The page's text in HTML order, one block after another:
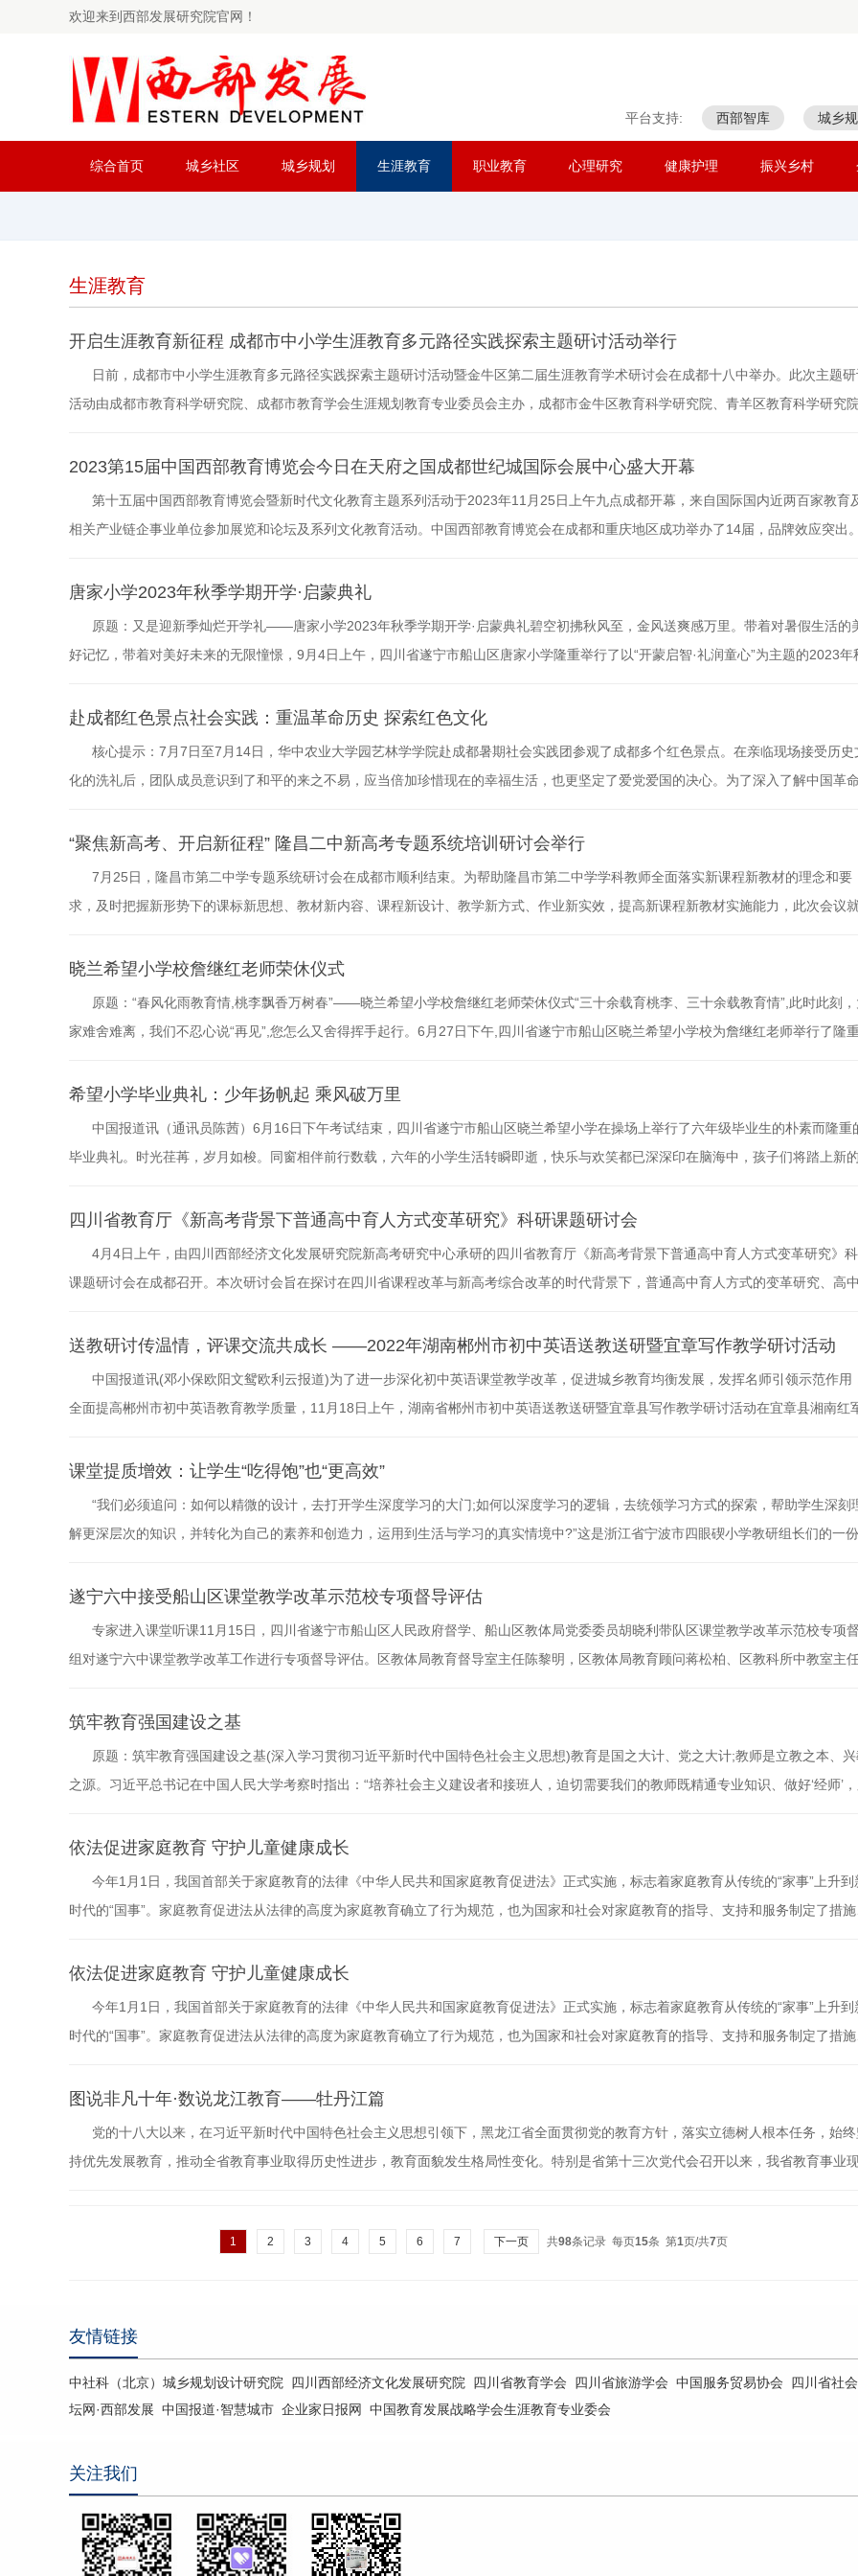
欢迎来到西部发展研究院官网！
平台支持: 西部智库 城乡
综合首页 城乡社区 城乡规划 生涯教育 职业教育 心理研究 健康护理 振兴乡村
生涯教育
开启生涯教育新征程 成都市中小学生涯教育多元路径实践探索主题研讨活动举行
日前，成都市中小学生涯教育多元路径实践探索主题研讨活动暨金牛区第二届生涯教育学术研讨会在成都十八中举办。此次主题
活动由成都市教育科学研究院、成都市教育学会生涯规划教育专业委员会主办，成都市金牛区教育科学研究院、青羊区教育科学研究
设计和整体规划，促进生涯规划教育与学校各类教育教学活动有机整合，形成结构合理、层次渐进、各有侧重的中小学生涯规划教育体
2023第15届中国西部教育博览会今日在天府之国成都世纪城国际会展中心盛大开幕
第十五届中国西部教育博览会暨新时代文化教育主题系列活动于2023年11月25日上午九点成都开幕，来自国际国内近两百家教育
相关产业链企事业单位参加展览和论坛及系列文化教育活动。中国西部教育博览会在成都和重庆地区成功举办了14届，品牌效应突出。
教育装备、教育后勤装备、留学教育、研学旅行营地教育、教育项目加盟连锁、素质教育、艺术教育、家庭教育、智慧教育、学校体育
唐家小学2023年秋季学期开学·启蒙典礼
原题：又是迎新季灿烂开学礼——唐家小学2023年秋季学期开学·启蒙典礼碧空初拂秋风至，金风送爽感万里。带着对暑假生活的
好记忆，带着对美好未来的无限憧憬，9月4日上午，四川省遂宁市船山区唐家小学隆重举行了以“开蒙启智·礼润童心”为主题的2023年
鲜艳的五星红旗迎着朝阳缓缓升起。在这硕果累累的季节里，唐小全体师生怀着对未来的美好憧憬，共同开启新学期的第一篇章!校长致
赴成都红色景点社会实践：重温革命历史 探索红色文化
核心提示：7月7日至7月14日，华中农业大学园艺林学学院赴成都暑期社会实践团参观了成都多个红色景点。在亲临现场接受历史
化的洗礼后，团队成员意识到了和平的来之不易，应当倍加珍惜现在的幸福生活，也更坚定了爱党爱国的决心。为了深入了解中国革
丰富红色资源。在这次社会实践中，实践团队首先前往成都市辛亥秋保路死事纪念碑。在开始实践之前，全体团队成员都了解了很多关
“聚焦新高考、开启新征程” 隆昌二中新高考专题系统培训研讨会举行
7月25日，隆昌市第二中学专题系统研讨会在成都市顺利结束。为帮助隆昌市第二中学学科教师全面落实新课程新教材的理念和要
求，及时把握新形势下的课标新思想、教材新内容、课程新设计、教学新方式、作业新实效，提高新课程新教材实施能力，此次会议
施、综合素质评价等操作方法等组织系统培训。隆昌市第二中学骨干教师和管理干部90余人参加了会议。本次会议以“聚焦新高考、开启
晓兰希望小学校詹继红老师荣休仪式
原题：“春风化雨教育情,桃李飘香万树春”——晓兰希望小学校詹继红老师荣休仪式“三十余载育桃李、三十余载教育情”,此时此刻，
家难舍难离，我们不忍心说“再见”,您怎么又舍得挥手起行。6月27日下午,四川省遂宁市船山区晓兰希望小学校为詹继红老师举行了隆
师的教育历程，她是这样评价詹老师：三十余载平凡的教育生涯,三十余载硕果的桃李情怀，在希望小学这片教育热土上,詹老师用智慧
希望小学毕业典礼：少年扬帆起 乘风破万里
中国报道讯（通讯员陈茜）6月16日下午考试结束，四川省遂宁市船山区晓兰希望小学在操场上举行了六年级毕业生的朴素而隆重
毕业典礼。时光荏苒，岁月如梭。同窗相伴前行数载，六年的小学生活转瞬即逝，快乐与欢笑都已深深印在脑海中，孩子们将踏上新
诚挚的祝福，他热情洋溢的话语激励着孩子们放飞梦想，快乐成长。也向为孩子们成长倾注无数心血的老师们表示崇高的敬意。学生代
四川省教育厅《新高考背景下普通高中育人方式变革研究》科研课题研讨会
4月4日上午，由四川西部经济文化发展研究院新高考研究中心承研的四川省教育厅《新高考背景下普通高中育人方式变革研究》
课题研讨会在成都召开。本次研讨会旨在探讨在四川省课程改革与新高考综合改革的时代背景下，普通高中育人方式的变革研究、高
研、生涯规划、家校协同教育等课题方向进行了深入研讨和交流，会议由课题组秘书长余鱼主持。首先，余鱼秘书长介绍了四川省新高
送教研讨传温情，评课交流共成长 ——2022年湖南郴州市初中英语送教送研暨宜章写作教学研讨活动
中国报道讯(邓小保欧阳文鸳欧利云报道)为了进一步深化初中英语课堂教学改革，促进城乡教育均衡发展，发挥名师引领示范作用
全面提高郴州市初中英语教育教学质量，11月18日上午，湖南省郴州市初中英语送教送研暨宜章县写作教学研讨活动在宜章县湘南红
章县各校的初中英语教师，这是一场别开生面的视听盛宴!有幸参会的老师犹如“久旱逢甘霖”，写作教学中的许多困惑因此而茅塞顿开。
课堂提质增效：让学生“吃得饱”也“更高效”
“我们必须追问：如何以精微的设计，去打开学生深度学习的大门;如何以深度学习的逻辑，去统领学习方式的探索，帮助学生深刻
解更深层次的知识，并转化为自己的素养和创造力，运用到生活与学习的真实情境中?”这是浙江省宁波市四眼碶小学教研组长们的一
四方面梳理各科目本学期聚焦的主题。习近平总书记在二十大报告中强调，办好人民满意的教育。坚持以人民为中心发展教育，加快建
遂宁六中接受船山区课堂教学改革示范校专项督导评估
专家进入课堂听课11月15日，四川省遂宁市船山区人民政府督学、船山区教体局党委委员胡晓利带队区课堂教学改革示范校专项
组对遂宁六中课堂教学改革工作进行专项督导评估。区教体局教育督导室主任陈黎明，区教体局教育顾问蒋松柏、区教科所中教室主
生四步”课堂教学展示。随后，督导组还采用随机听课的方式对“三生四步”课堂教学落实情况进行验收。座谈教师师和学生课后，督导组
筑牢教育强国建设之基
原题：筑牢教育强国建设之基(深入学习贯彻习近平新时代中国特色社会主义思想)教育是国之大计、党之大计;教师是立教之本、兴
之源。习近平总书记在中国人民大学考察时指出：“培养社会主义建设者和接班人，迫切需要我们的教师既精通专业知识、做好‘经师’，
造就一支高素质专业化基础教育教师队伍，对于办好基础教育乃至整个国民教育至关重要。前不久，教育部等部门印发了《新时代基础
依法促进家庭教育 守护儿童健康成长
今年1月1日，我国首部关于家庭教育的法律《中华人民共和国家庭教育促进法》正式实施，标志着家庭教育从传统的“家事”上升到
时代的“国事”。家庭教育促进法从法律的高度为家庭教育确立了行为规范，也为国家和社会对家庭教育的指导、支持和服务制定了措施
人健康成长。“家庭教育令”是人民法院落实家庭教育促进法的重要司法举措今年1月6日，湖南省长沙市天心区人民法院发出一份特殊的
依法促进家庭教育 守护儿童健康成长
今年1月1日，我国首部关于家庭教育的法律《中华人民共和国家庭教育促进法》正式实施，标志着家庭教育从传统的“家事”上升到
时代的“国事”。家庭教育促进法从法律的高度为家庭教育确立了行为规范，也为国家和社会对家庭教育的指导、支持和服务制定了措施
人健康成长。“家庭教育令”是人民法院落实家庭教育促进法的重要司法举措今年1月6日，湖南省长沙市天心区人民法院发出一份特殊的
图说非凡十年·数说龙江教育——牡丹江篇
党的十八大以来，在习近平新时代中国特色社会主义思想引领下，黑龙江省全面贯彻党的教育方针，落实立德树人根本任务，始终
持优先发展教育，推动全省教育事业取得历史性进步，教育面貌发生格局性变化。特别是省第十三次党代会召开以来，我省教育事业
1 2 3 4 5 6 7 下一页 共98条记录 每页15条 第1页/共7页
友情链接
中社科（北京）城乡规划设计研究院 四川西部经济文化发展研究院 四川省教育学会 四川省旅游学会 中国服务贸易协会 四川省社
坛网·西部发展 中国报道·智慧城市 企业家日报网 中国教育发展战略学会生涯教育专业委会
关注我们